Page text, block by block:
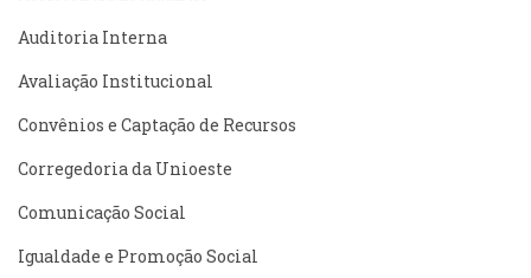
Auditoria Interna
Avaliação Institucional
Convênios e Captação de Recursos
Corregedoria da Unioeste
Comunicação Social
Igualdade e Promoção Social